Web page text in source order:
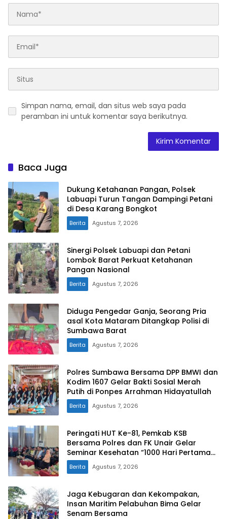
Simpan nama, email, dan situs web saya pada
peramban ini untuk komentar saya berikutnya.
Baca Juga
Dukung Ketahanan Pangan, Polsek
Labuapi Turun Tangan Dampingi Petani
di Desa Karang Bongkot
Berita Agustus 7, 2026
Sinergi Polsek Labuapi dan Petani
Lombok Barat Perkuat Ketahanan
Pangan Nasional
Berita Agustus 7, 2026
Diduga Pengedar Ganja, Seorang Pria
asal Kota Mataram Ditangkap Polisi di
Sumbawa Barat
Berita Agustus 7, 2026
Polres Sumbawa Bersama DPP BMWI dan
Kodim 1607 Gelar Bakti Sosial Merah
Putih di Ponpes Arrahman Hidayatullah
Berita Agustus 7, 2026
Peringati HUT Ke-81, Pemkab KSB
Bersama Polres dan FK Unair Gelar
Seminar Kesehatan “1000 Hari Pertama
Kehidupan”
Berita Agustus 7, 2026
Jaga Kebugaran dan Kekompakan,
Insan Maritim Pelabuhan Bima Gelar
Senam Bersama